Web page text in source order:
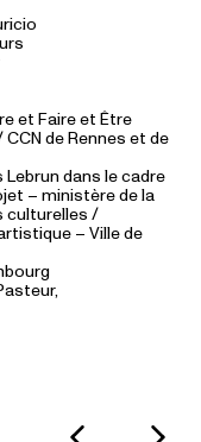
et Faire et Être
de Rennes et de
dans le cadre
– ministère de la
culturelles /
– Ville de